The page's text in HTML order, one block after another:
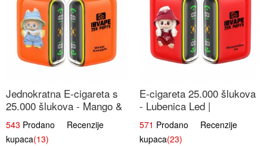
Jednokratna E-cigareta s
25.000 šlukova - Mango &
Ananas | Egzotična Voćna
Mješavina
543 Prodano Recenzije
kupaca(13)
E-cigareta 25.000 šlukova
- Lubenica Led |
Osježavajući Ljetni Okus
571 Prodano Recenzije
kupaca(23)